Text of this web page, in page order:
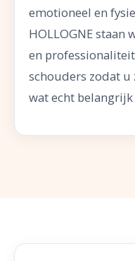
emotioneel en
HOLLOGNE
en
schouders zodat u
wat echt belangrijk